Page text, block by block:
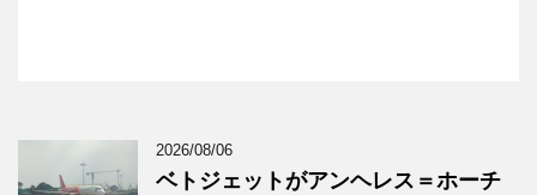
2026/08/06
ベトジェットがアンヘレス＝ホーチ